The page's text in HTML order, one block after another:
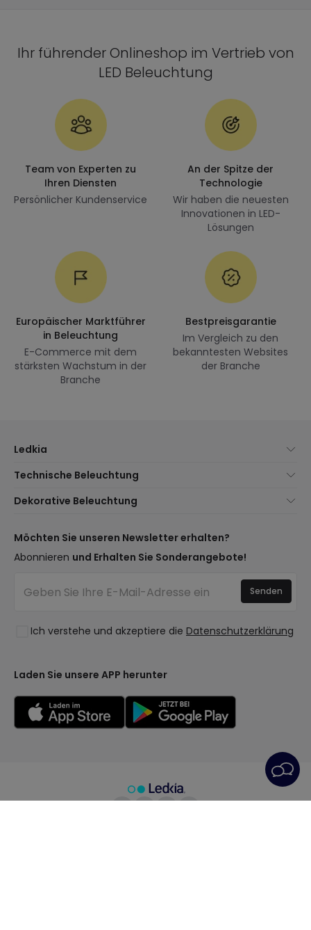
Ihr führender Onlineshop im Vertrieb von
LED Beleuchtung
Team von Experten zu
Ihren Diensten
Persönlicher Kundenservice
An der Spitze der
Technologie
Wir haben die neuesten
Innovationen in LED-
Lösungen
Europäischer Marktführer
in Beleuchtung
E-Commerce mit dem
stärksten Wachstum in der
Branche
Bestpreisgarantie
Im Vergleich zu den
bekanntesten Websites
der Branche
Ledkia
Kundenservice
Versandmethoden
Sind Sie ein Profi?
Häufig gestellte Fragen (FAQ)
Technische Beleuchtung
Marken
Beleuchtung für Unternehmen
Dekorative Beleuchtung
Trends
Premium-Dekor-Marken
Räume
Kollektionen
Möchten Sie unseren Newsletter erhalten?
Abonnieren und Erhalten Sie Sonderangebote!
Ich verstehe und akzeptiere die Datenschutzerklärung
Senden
Laden Sie unsere APP herunter